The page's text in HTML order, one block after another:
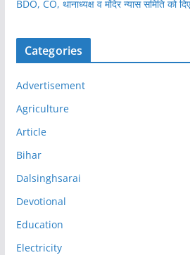
BDO, CO, थानाध्यक्ष व मंदिर न्यास समिति को
Categories
Advertisement
Agriculture
Article
Bihar
Dalsinghsarai
Devotional
Education
Electricity